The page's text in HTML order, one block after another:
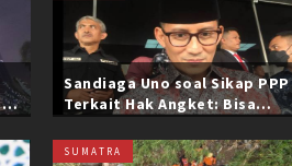
Sandiaga Uno soal Sikap PPP
Terkait Hak Angket: Bisa
SUMATRA